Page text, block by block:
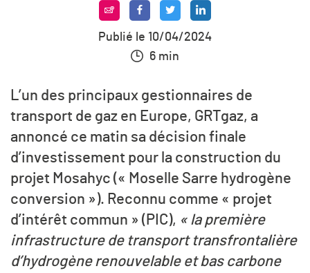
Publié le 10/04/2024
6 min
L’un des principaux gestionnaires de
transport de gaz en Europe, GRTgaz, a
annoncé ce matin sa décision finale
d’investissement pour la construction du
projet Mosahyc (« Moselle Sarre hydrogène
conversion »). Reconnu comme « projet
d’intérêt commun » (PIC), « la première
infrastructure de transport transfrontalière
d’hydrogène renouvelable et bas carbone